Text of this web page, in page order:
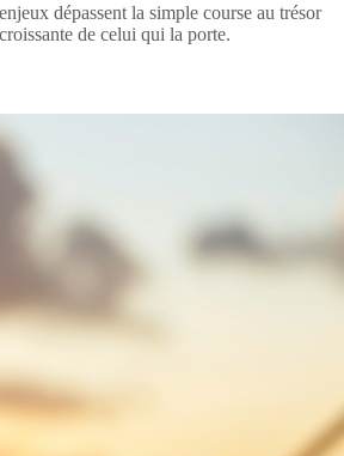
dépassent la simple course au trésor
de celui qui la porte.